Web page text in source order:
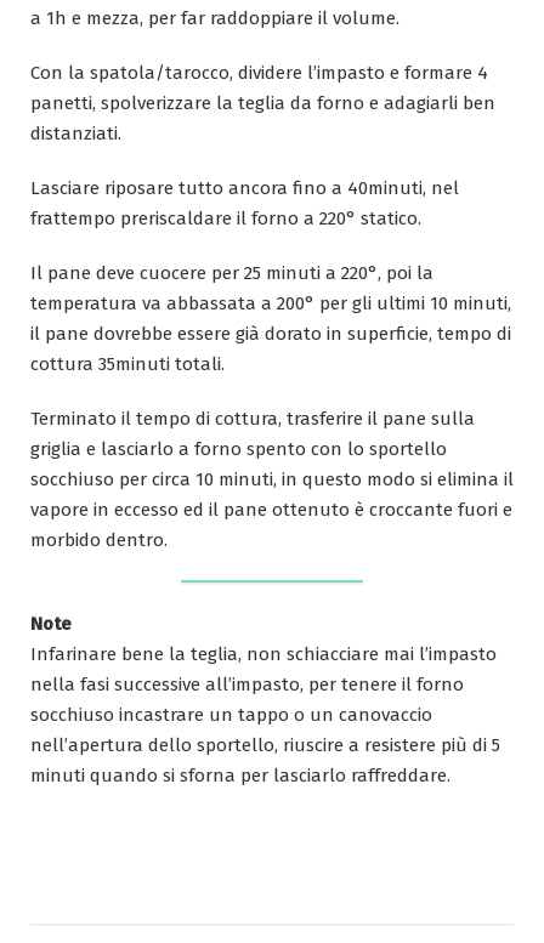
a 1h e mezza, per far raddoppiare il volume.
Con la spatola/tarocco, dividere l’impasto e formare 4
panetti, spolverizzare la teglia da forno e adagiarli ben
distanziati.
Lasciare riposare tutto ancora fino a 40minuti, nel
frattempo preriscaldare il forno a 220° statico.
Il pane deve cuocere per 25 minuti a 220°, poi la
temperatura va abbassata a 200° per gli ultimi 10 minuti,
il pane dovrebbe essere già dorato in superficie, tempo di
cottura 35minuti totali.
Terminato il tempo di cottura, trasferire il pane sulla
griglia e lasciarlo a forno spento con lo sportello
socchiuso per circa 10 minuti, in questo modo si elimina il
vapore in eccesso ed il pane ottenuto è croccante fuori e
morbido dentro.
Note
Infarinare bene la teglia, non schiacciare mai l’impasto
nella fasi successive all’impasto, per tenere il forno
socchiuso incastrare un tappo o un canovaccio
nell’apertura dello sportello, riuscire a resistere più di 5
minuti quando si sforna per lasciarlo raffreddare.